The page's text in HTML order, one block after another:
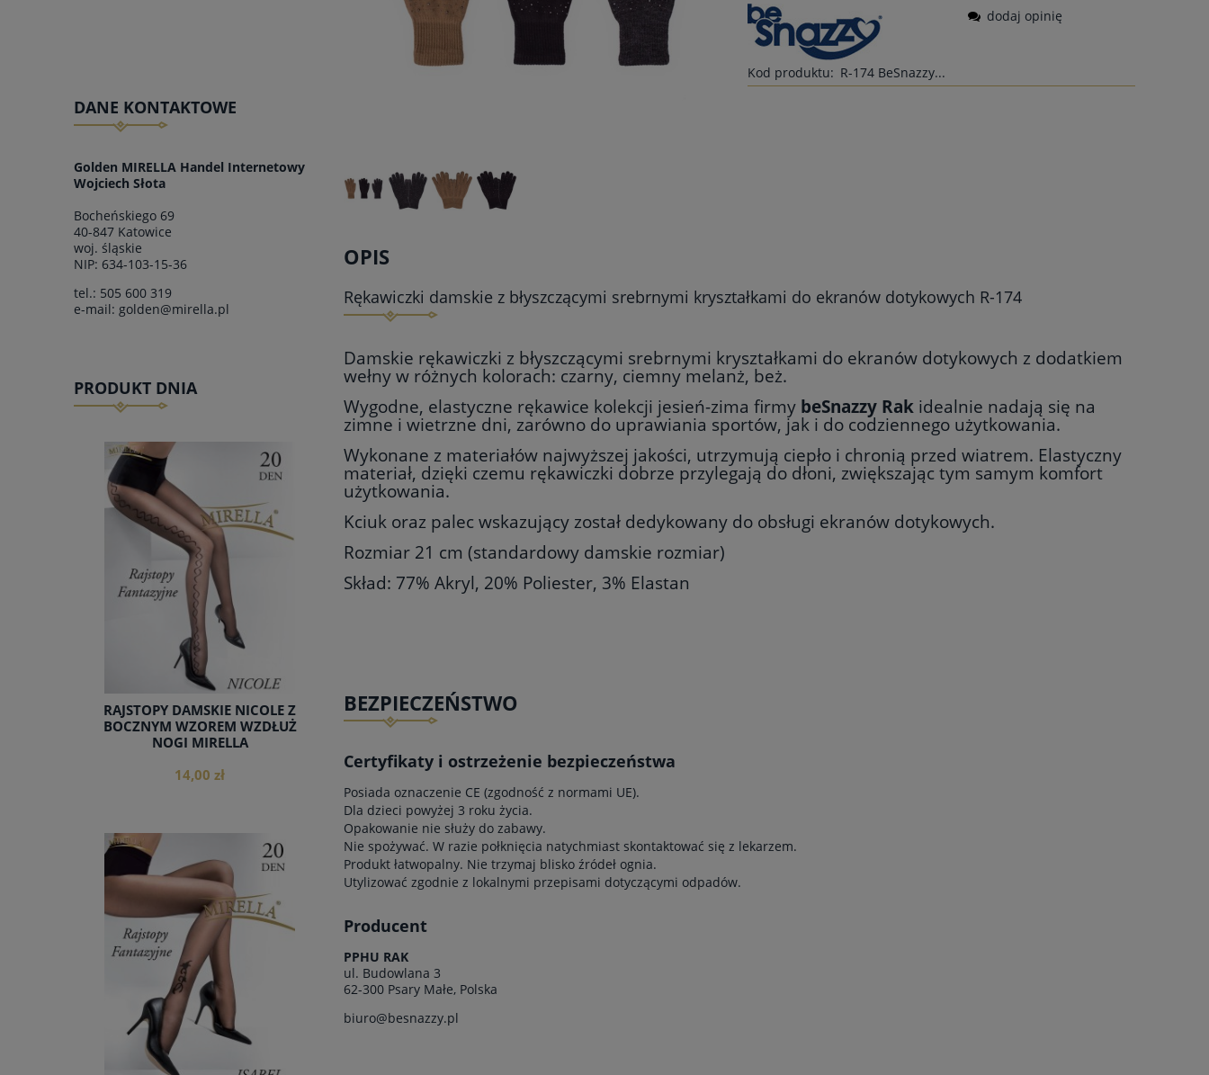
DANE KONTAKTOWE
Golden MIRELLA Handel Internetowy
Wojciech Słota
Bocheńskiego 69
40-847 Katowice
woj. śląskie
NIP: 634-103-15-36
tel.: 505 600 319
e-mail: golden@mirella.pl
PRODUKT DNIA
RAJSTOPY DAMSKIE NICOLE Z
BOCZNYM WZOREM WZDŁUŻ
NOGI MIRELLA
14,00 zł
do koszyka
Kod produktu: R-174 BeSnazzy...
dodaj opinię
OPIS
Rękawiczki damskie z błyszczącymi srebrnymi kryształkami do ekranów dotykowych R-174
Damskie rękawiczki z błyszczącymi srebrnymi kryształkami do ekranów dotykowych z dodatkiem
wełny w różnych kolorach: czarny, ciemny melanż, beż.
Wygodne, elastyczne rękawice kolekcji jesień-zima firmy beSnazzy Rak idealnie nadają się na
zimne i wietrzne dni, zarówno do uprawiania sportów, jak i do codziennego użytkowania.
Wykonane z materiałów najwyższej jakości, utrzymują ciepło i chronią przed wiatrem. Elastyczny
materiał, dzięki czemu rękawiczki dobrze przylegają do dłoni, zwiększając tym samym komfort
użytkowania.
Kciuk oraz palec wskazujący został dedykowany do obsługi ekranów dotykowych.
Rozmiar 21 cm (standardowy damskie rozmiar)
Skład: 77% Akryl, 20% Poliester, 3% Elastan
BEZPIECZEŃSTWO
Certyfikaty i ostrzeżenie bezpieczeństwa
Posiada oznaczenie CE (zgodność z normami UE).
Dla dzieci powyżej 3 roku życia.
Opakowanie nie służy do zabawy.
Nie spożywać. W razie połknięcia natychmiast skontaktować się z lekarzem.
Produkt łatwopalny. Nie trzymaj blisko źródeł ognia.
Utylizować zgodnie z lokalnymi przepisami dotyczącymi odpadów.
Producent
PPHU RAK
ul. Budowlana 3
62-300 Psary Małe, Polska
biuro@besnazzy.pl